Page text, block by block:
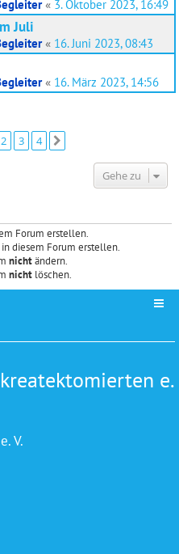
« 3. Oktober 2023, 16:49
Juli
« 16. Juni 2023, 08:43
« 16. März 2023, 14:56
2 3 4
Gehe zu
Forum erstellen.
diesem Forum erstellen.
nichtändern.
nicht löschen.
e.
V.